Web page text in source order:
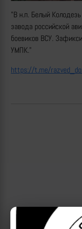
"В н.п. Белый
завода российской
боевиков ВСУ.
УМПК."
https://t.me/